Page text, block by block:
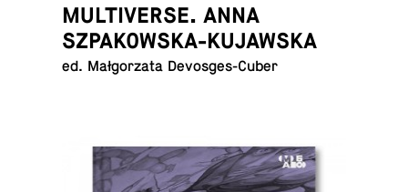
MULTIVERSE. ANNA
SZPAKOWSKA-KUJAWSKA
ed. Małgorzata Devosges-Cuber